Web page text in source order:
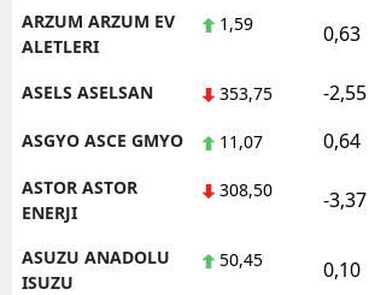
ARZUM ARZUM EV
ALETLERI
1,59 0,63
ASELS ASELSAN 353,75 -2,55
ASGYO ASCE GMYO 11,07 0,64
ASTOR ASTOR
ENERJI
308,50 -3,37
ASUZU ANADOLU
ISUZU
50,45 0,10